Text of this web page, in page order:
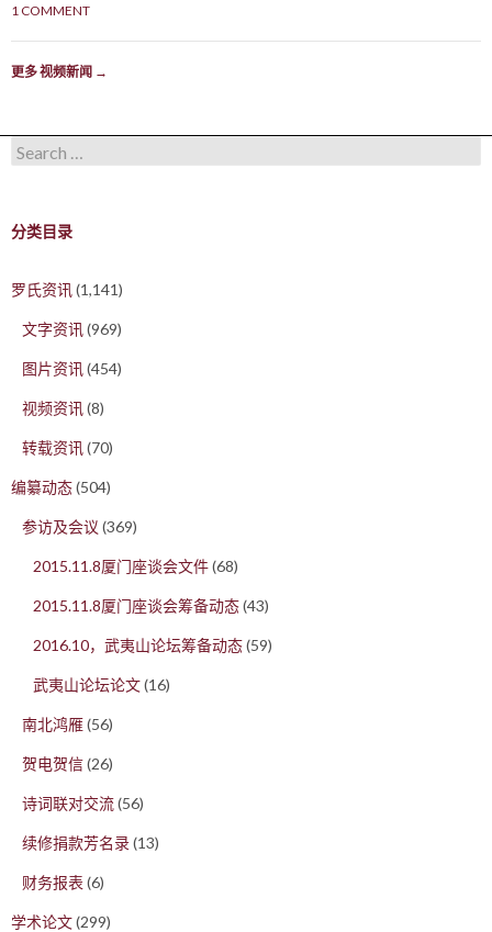
1 COMMENT
更多 视频新闻 →
Search for:
分类目录
罗氏资讯(1,141)
文字资讯(969)
图片资讯(454)
视频资讯(8)
转载资讯(70)
编纂动态(504)
参访及会议 (369)
2015.11.8厦门座谈会文件(68)
2015.11.8厦门座谈会筹备动态(43)
2016.10，武夷山论坛筹备动态(59)
武夷山论坛论文(16)
南北鸿雁(56)
贺电贺信(26)
诗词联对交流(56)
续修捐款芳名录(13)
财务报表 (6)
学术论文(299)